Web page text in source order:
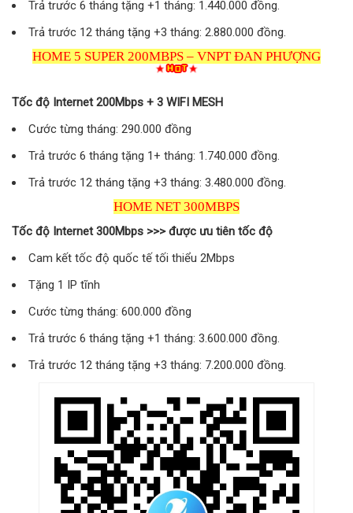
Trả trước 6 tháng tặng +1 tháng: 1.440.000 đồng.
Trả trước 12 tháng tặng +3 tháng: 2.880.000 đồng.
HOME 5 SUPER 200MBPS – VNPT ĐAN PHƯỢNG
Tốc độ Internet 200Mbps + 3 WIFI MESH
Cước từng tháng: 290.000 đồng
Trả trước 6 tháng tặng 1+ tháng: 1.740.000 đồng.
Trả trước 12 tháng tặng +3 tháng: 3.480.000 đồng.
HOME NET 300MBPS
Tốc độ Internet 300Mbps >>> được ưu tiên tốc độ
Cam kết tốc độ quốc tế tối thiểu 2Mbps
Tặng 1 IP tĩnh
Cước từng tháng: 600.000 đồng
Trả trước 6 tháng tặng +1 tháng: 3.600.000 đồng.
Trả trước 12 tháng tặng +3 tháng: 7.200.000 đồng.